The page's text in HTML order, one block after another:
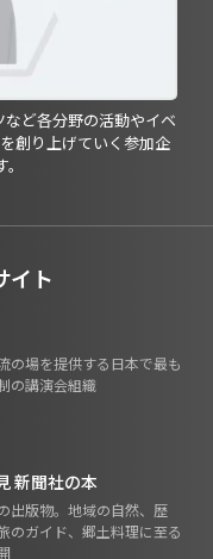
ど各分野の活動やイベ
創り上げていく参加企
イト
の場を提供する日本で最も
の講演会組織
新聞社の本
出版物。地域の自然、歴
のガイド、郷土料理に至る